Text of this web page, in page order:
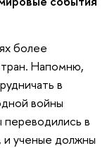
более
Напомню,
в
войны
переводились в
ученые должны